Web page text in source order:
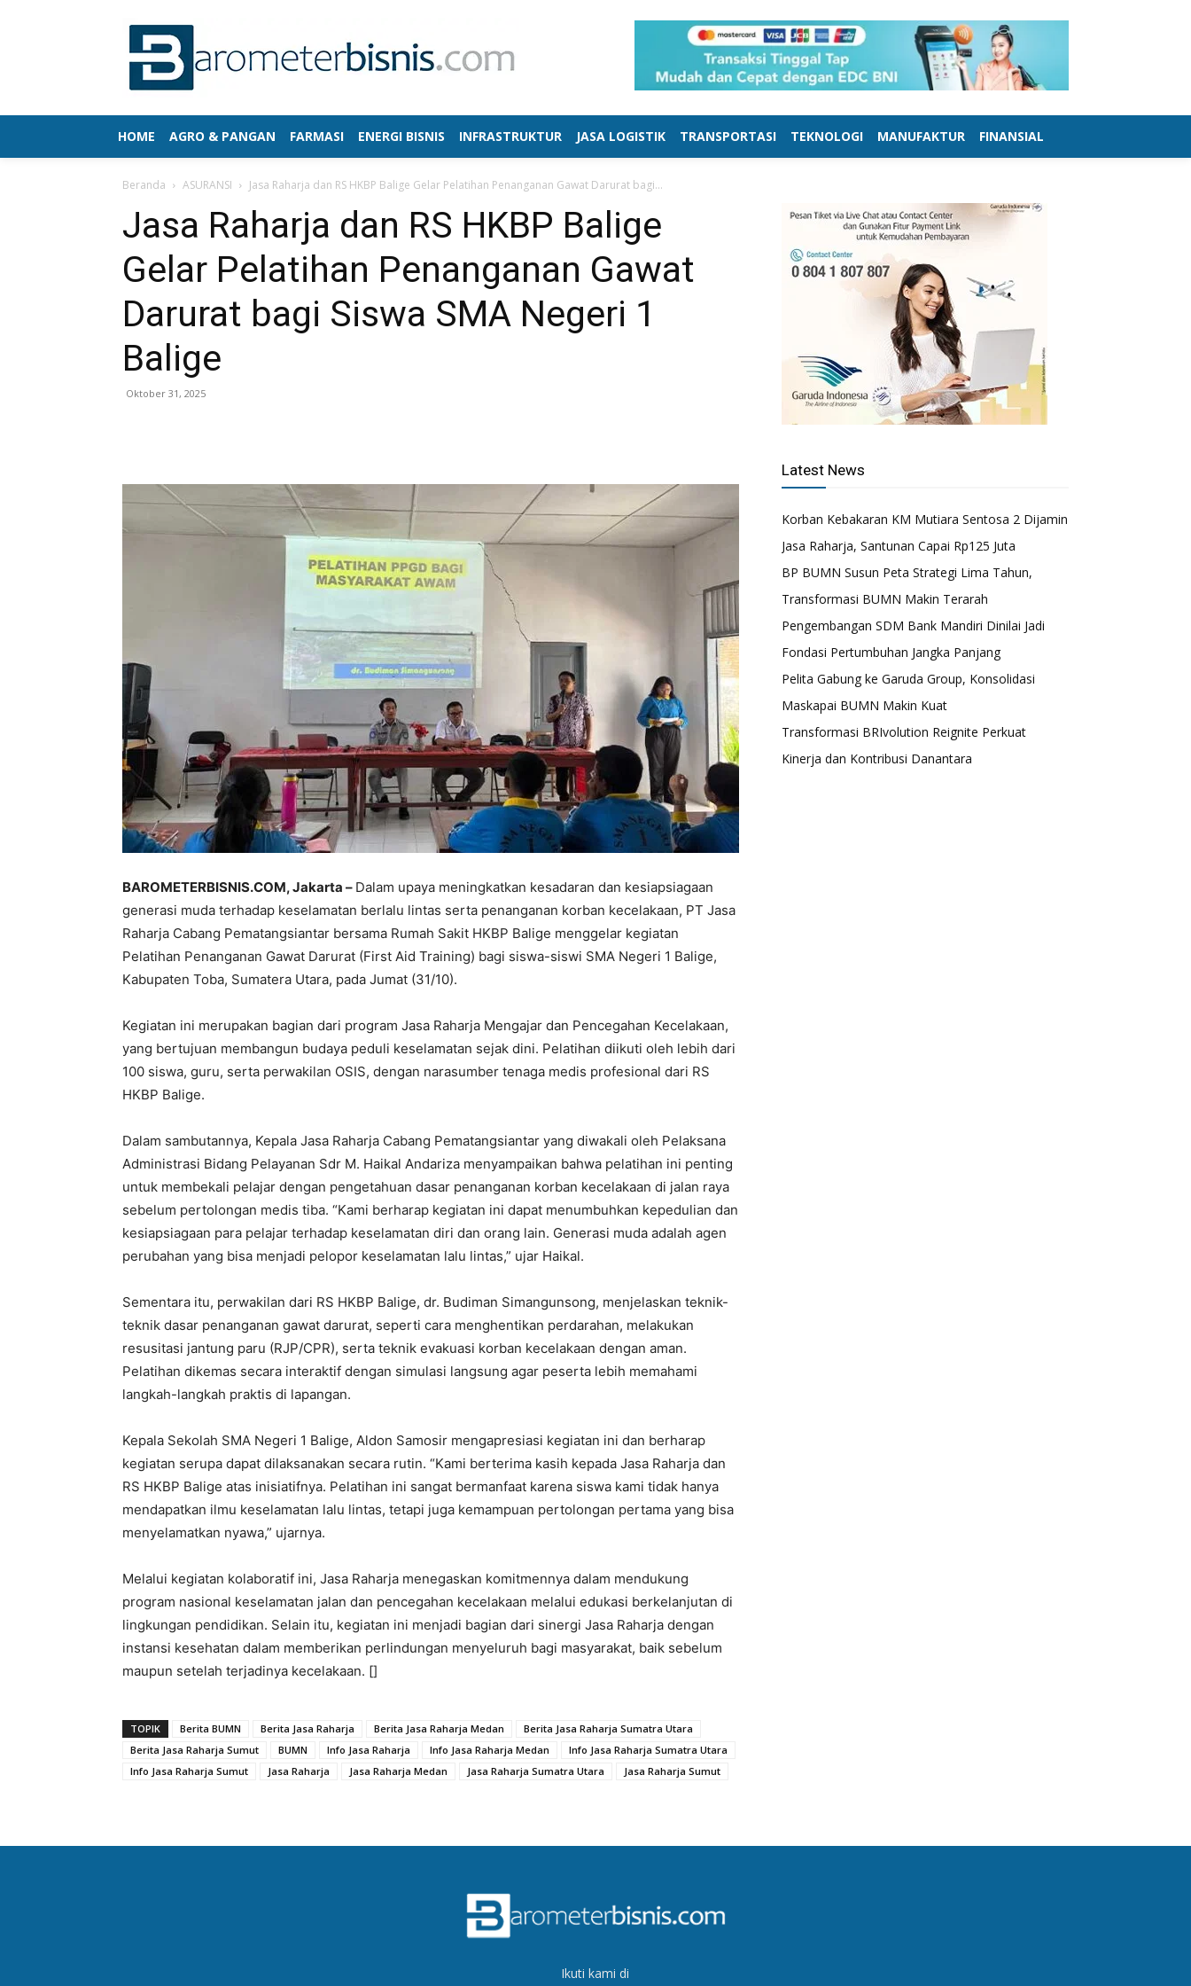
HOME AGRO & PANGAN FARMASI ENERGI BISNIS INFRASTRUKTUR JASA LOGISTIK TRANSPORTASI TEKNOLOGI MANUFAKTUR FINANSIAL
Beranda ASURANSI Jasa Raharja dan RS HKBP Balige Gelar Pelatihan Penanganan Gawat Darurat bagi...
Jasa Raharja dan RS HKBP Balige
Gelar Pelatihan Penanganan Gawat
Darurat bagi Siswa SMA Negeri 1
Balige
Oktober 31, 2025
BAROMETERBISNIS.COM, Jakarta – Dalam upaya meningkatkan kesadaran dan kesiapsiagaan
generasi muda terhadap keselamatan berlalu lintas serta penanganan korban kecelakaan, PT Jasa
Raharja Cabang Pematangsiantar bersama Rumah Sakit HKBP Balige menggelar kegiatan
Pelatihan Penanganan Gawat Darurat (First Aid Training) bagi siswa-siswi SMA Negeri 1 Balige,
Kabupaten Toba, Sumatera Utara, pada Jumat (31/10).
Kegiatan ini merupakan bagian dari program Jasa Raharja Mengajar dan Pencegahan Kecelakaan,
yang bertujuan membangun budaya peduli keselamatan sejak dini. Pelatihan diikuti oleh lebih dari
100 siswa, guru, serta perwakilan OSIS, dengan narasumber tenaga medis profesional dari RS
HKBP Balige.
Dalam sambutannya, Kepala Jasa Raharja Cabang Pematangsiantar yang diwakali oleh Pelaksana
Administrasi Bidang Pelayanan Sdr M. Haikal Andariza menyampaikan bahwa pelatihan ini penting
untuk membekali pelajar dengan pengetahuan dasar penanganan korban kecelakaan di jalan raya
sebelum pertolongan medis tiba. “Kami berharap kegiatan ini dapat menumbuhkan kepedulian dan
kesiapsiagaan para pelajar terhadap keselamatan diri dan orang lain. Generasi muda adalah agen
perubahan yang bisa menjadi pelopor keselamatan lalu lintas,” ujar Haikal.
Sementara itu, perwakilan dari RS HKBP Balige, dr. Budiman Simangunsong, menjelaskan teknik-
teknik dasar penanganan gawat darurat, seperti cara menghentikan perdarahan, melakukan
resusitasi jantung paru (RJP/CPR), serta teknik evakuasi korban kecelakaan dengan aman.
Pelatihan dikemas secara interaktif dengan simulasi langsung agar peserta lebih memahami
langkah-langkah praktis di lapangan.
Kepala Sekolah SMA Negeri 1 Balige, Aldon Samosir mengapresiasi kegiatan ini dan berharap
kegiatan serupa dapat dilaksanakan secara rutin. “Kami berterima kasih kepada Jasa Raharja dan
RS HKBP Balige atas inisiatifnya. Pelatihan ini sangat bermanfaat karena siswa kami tidak hanya
mendapatkan ilmu keselamatan lalu lintas, tetapi juga kemampuan pertolongan pertama yang bisa
menyelamatkan nyawa,” ujarnya.
Melalui kegiatan kolaboratif ini, Jasa Raharja menegaskan komitmennya dalam mendukung
program nasional keselamatan jalan dan pencegahan kecelakaan melalui edukasi berkelanjutan di
lingkungan pendidikan. Selain itu, kegiatan ini menjadi bagian dari sinergi Jasa Raharja dengan
instansi kesehatan dalam memberikan perlindungan menyeluruh bagi masyarakat, baik sebelum
maupun setelah terjadinya kecelakaan. []
TOPIK Berita BUMN Berita Jasa Raharja Berita Jasa Raharja Medan
Berita Jasa Raharja Sumatra Utara
Berita Jasa Raharja Sumut
BUMN Info Jasa Raharja Info Jasa Raharja Medan
Info Jasa Raharja Sumatra Utara
Info Jasa Raharja Sumut
Jasa Raharja Jasa Raharja Medan Jasa Raharja Sumatra Utara Jasa Raharja Sumut
Latest News
Korban Kebakaran KM Mutiara Sentosa 2 Dijamin
Jasa Raharja, Santunan Capai Rp125 Juta
BP BUMN Susun Peta Strategi Lima Tahun,
Transformasi BUMN Makin Terarah
Pengembangan SDM Bank Mandiri Dinilai Jadi
Fondasi Pertumbuhan Jangka Panjang
Pelita Gabung ke Garuda Group, Konsolidasi
Maskapai BUMN Makin Kuat
Transformasi BRIvolution Reignite Perkuat
Kinerja dan Kontribusi Danantara
Ikuti kami di